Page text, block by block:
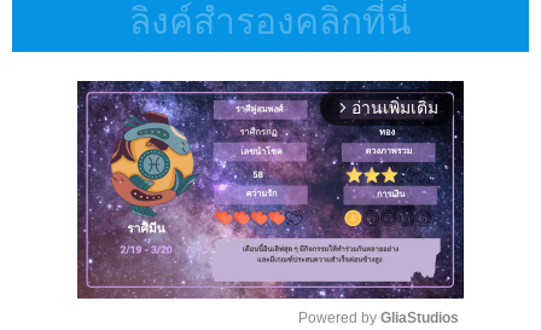
ลิงค์สำรองคลิกที่นี่
arrow_forward_ios อ่านเพิ่มเติม
Powered by GliaStudios